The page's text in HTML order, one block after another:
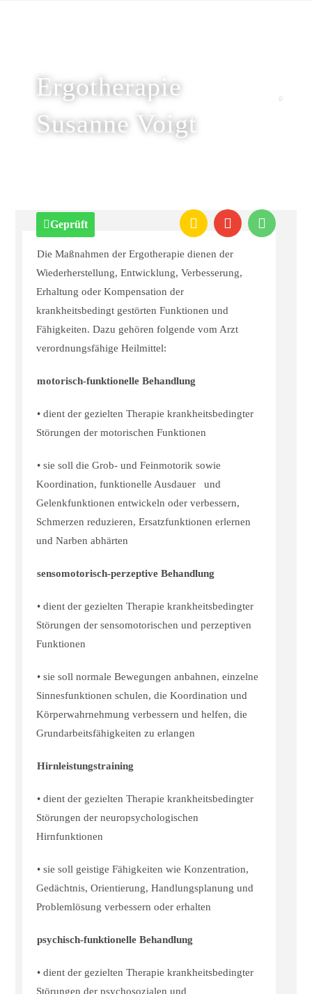
Ergotherapie
Susanne Voigt
Geprüft
Die Maßnahmen der Ergotherapie dienen der
Wiederherstellung, Entwicklung, Verbesserung,
Erhaltung oder Kompensation der
krankheitsbedingt gestörten Funktionen und
Fähigkeiten. Dazu gehören folgende vom Arzt
verordnungsfähige Heilmittel:
motorisch-funktionelle Behandlung
• dient der gezielten Therapie krankheitsbedingter
Störungen der motorischen Funktionen
• sie soll die Grob- und Feinmotorik sowie
Koordination, funktionelle Ausdauer und
Gelenkfunktionen entwickeln oder verbessern,
Schmerzen reduzieren, Ersatzfunktionen erlernen
und Narben abhärten
sensomotorisch-perzeptive Behandlung
• dient der gezielten Therapie krankheitsbedingter
Störungen der sensomotorischen und perzeptiven
Funktionen
• sie soll normale Bewegungen anbahnen, einzelne
Sinnesfunktionen schulen, die Koordination und
Körperwahrnehmung verbessern und helfen, die
Grundarbeitsfähigkeiten zu erlangen
Hirnleistungstraining
• dient der gezielten Therapie krankheitsbedingter
Störungen der neuropsychologischen
Hirnfunktionen
• sie soll geistige Fähigkeiten wie Konzentration,
Gedächtnis, Orientierung, Handlungsplanung und
Problemlösung verbessern oder erhalten
psychisch-funktionelle Behandlung
• dient der gezielten Therapie krankheitsbedingter
Störungen der psychosozialen und